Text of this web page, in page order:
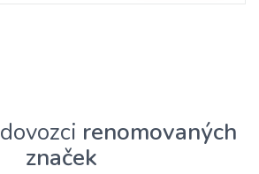
renomovaných
značek